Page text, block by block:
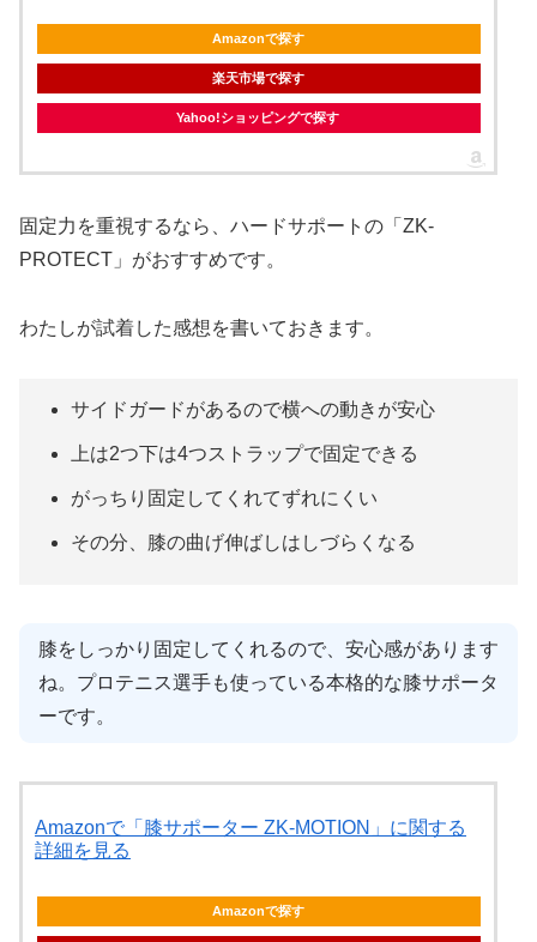
Amazonで探す
楽天市場で探す
Yahoo!ショッピングで探す
固定力を重視するなら、ハードサポートの「ZK-
PROTECT」がおすすめです。
わたしが試着した感想を書いておきます。
サイドガードがあるので横への動きが安心
上は2つ下は4つストラップで固定できる
がっちり固定してくれてずれにくい
その分、膝の曲げ伸ばしはしづらくなる
膝をしっかり固定してくれるので、安心感があります
ね。プロテニス選手も使っている本格的な膝サポータ
ーです。
Amazonで「膝サポーター ZK-MOTION」に関する
詳細を見る
Amazonで探す